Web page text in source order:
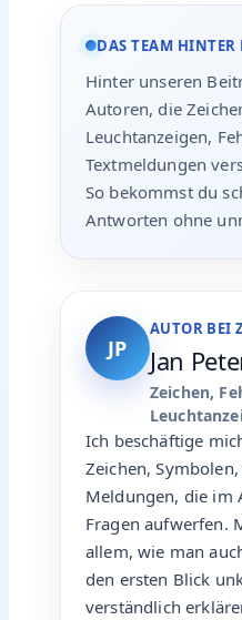
DAS TEAM HINTER
Hinter unseren
Autoren, die
Leuchtanzeigen,
Textmeldungen
So bekommst du
Antworten ohne
JP
AUTOR BEI
Jan
Zeichen,
Ich beschäftige
Zeichen,
Meldungen, die im
Fragen aufwerfen.
allem, wie man
den ersten Blick
verständlich